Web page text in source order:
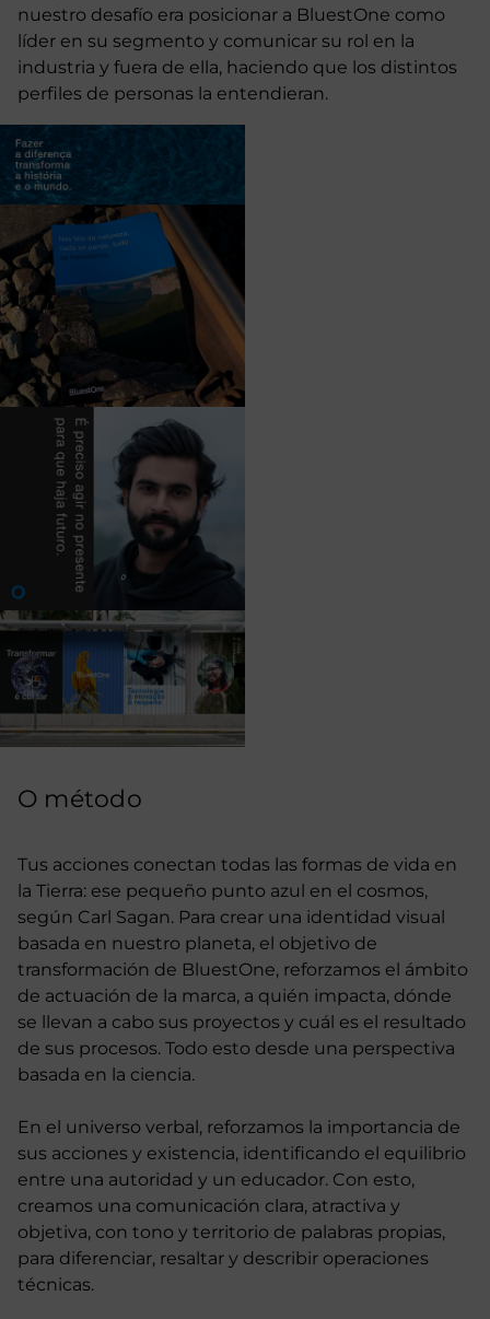
nuestro desafío era posicionar a BluestOne como
líder en su segmento y comunicar su rol en la
industria y fuera de ella, haciendo que los distintos
perfiles de personas la entendieran.
O método
Tus acciones conectan todas las formas de vida en
la Tierra: ese pequeño punto azul en el cosmos,
según Carl Sagan. Para crear una identidad visual
basada en nuestro planeta, el objetivo de
transformación de BluestOne, reforzamos el ámbito
de actuación de la marca, a quién impacta, dónde
se llevan a cabo sus proyectos y cuál es el resultado
de sus procesos. Todo esto desde una perspectiva
basada en la ciencia.
En el universo verbal, reforzamos la importancia de
sus acciones y existencia, identificando el equilibrio
entre una autoridad y un educador. Con esto,
creamos una comunicación clara, atractiva y
objetiva, con tono y territorio de palabras propias,
para diferenciar, resaltar y describir operaciones
técnicas.